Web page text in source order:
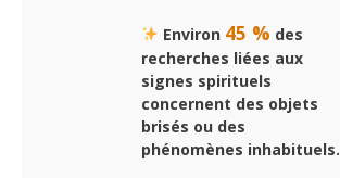
Environ 45 % des
recherches liées aux
signes spirituels
concernent des objets
brisés ou des
phénomènes inhabituels.